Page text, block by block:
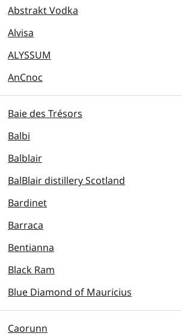
Abstrakt Vodka
Alvisa
ALYSSUM
AnCnoc
Baie des Trésors
Balbi
Balblair
BalBlair distillery Scotland
Bardinet
Barraca
Bentianna
Black Ram
Blue Diamond of Mauricius
Caorunn